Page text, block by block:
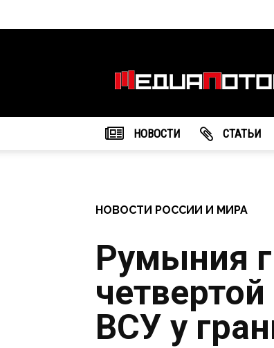
агентство
НОВОСТИ CТАТЬИ
НОВОСТИ РОССИИ И МИРА
Румыния
ВСУ у